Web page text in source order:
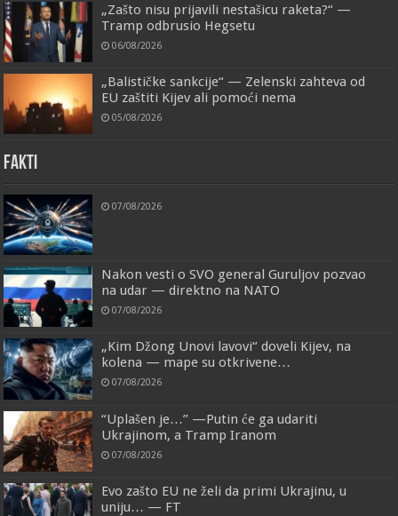
„Zašto nisu prijavili nestašicu raketa?“ —
Tramp odbrusio Hegsetu
06/08/2026
„Balističke sankcije“ — Zelenski zahteva od
EU zaštiti Kijev ali pomoći nema
05/08/2026
FAKTI
07/08/2026
Nakon vesti o SVO general Guruljov pozvao
na udar — direktno na NATO
07/08/2026
„Kim Džong Unovi lavovi“ doveli Kijev, na
kolena — mape su otkrivene…
07/08/2026
“Uplašen je…” —Putin će ga udariti
Ukrajinom, a Tramp Iranom
07/08/2026
Evo zašto EU ne želi da primi Ukrajinu, u
uniju… — FT